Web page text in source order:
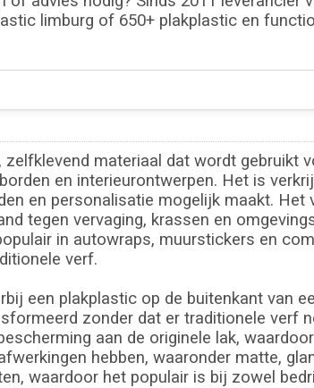
limburg of 650+ plakplastic en
materiaal dat wordt gebruikt
en interieurontwerpen. Het is
en personalisatie mogelijk maakt.
tegen vervaging, krassen en
in autowraps, muurstickers en
verf.
een plakplastic op de buitenkant van
zonder dat er traditionele verf
aan de originele lak,
hebben, waaronder matte,
waardoor het populair is bij zowel